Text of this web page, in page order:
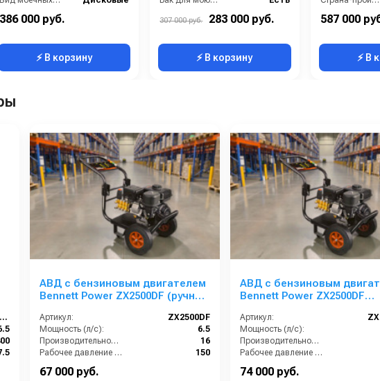
Время работы от аккумуляторов (ч):
Габариты:
386 000 руб.
⚡ В корзину
Длина шланга ВД (м):
307 000 руб. 283 000 руб.
⚡ В корзину
Тип автомойки:
Электропитание:
587 000
⚡ В
AXD 3025G (Zongshen)
АВД с бензиновым двигателем
Bennett Power ZX2500DF (ручной
Артикул:
ZX2500DF
Мощность (л/с):
6.5
Производительность (л/мин):
16
Рабочее давление (бар):
150
67 000 руб.
АВД с бензиновым
Bennett Power ZX2500DF
Артикул:
Мощность (л/с):
Производительность (л/мин):
Рабочее давление (бар):
74 000 руб.